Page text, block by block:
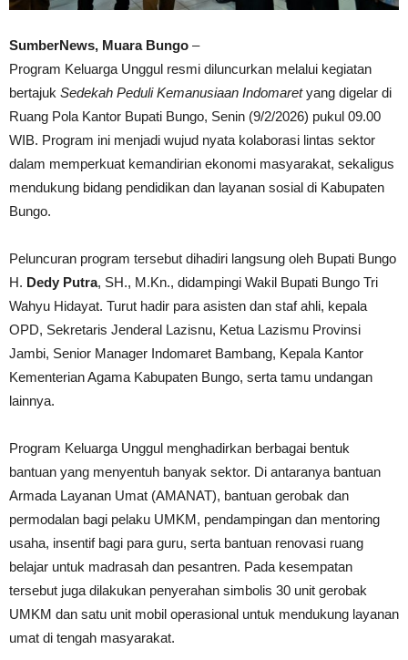
SumberNews, Muara Bungo –
Program Keluarga Unggul resmi diluncurkan melalui kegiatan
bertajuk Sedekah Peduli Kemanusiaan Indomaretyang digelar di
Ruang Pola Kantor Bupati Bungo, Senin (9/2/2026) pukul 09.00
WIB. Program ini menjadi wujud nyata kolaborasi lintas sektor
dalam memperkuat kemandirian ekonomi masyarakat, sekaligus
mendukung bidang pendidikan dan layanan sosial di Kabupaten
Bungo.
Peluncuran program tersebut dihadiri langsung oleh Bupati Bungo
H. Dedy Putra, SH., M.Kn., didampingi Wakil Bupati Bungo Tri
Wahyu Hidayat. Turut hadir para asisten dan staf ahli, kepala
OPD, Sekretaris Jenderal Lazisnu, Ketua Lazismu Provinsi
Jambi, Senior Manager Indomaret Bambang, Kepala Kantor
Kementerian Agama Kabupaten Bungo, serta tamu undangan
lainnya.
Program Keluarga Unggul menghadirkan berbagai bentuk
bantuan yang menyentuh banyak sektor. Di antaranya bantuan
Armada Layanan Umat (AMANAT), bantuan gerobak dan
permodalan bagi pelaku UMKM, pendampingan dan mentoring
usaha, insentif bagi para guru, serta bantuan renovasi ruang
belajar untuk madrasah dan pesantren. Pada kesempatan
tersebut juga dilakukan penyerahan simbolis 30 unit gerobak
UMKM dan satu unit mobil operasional untuk mendukung layanan
umat di tengah masyarakat.